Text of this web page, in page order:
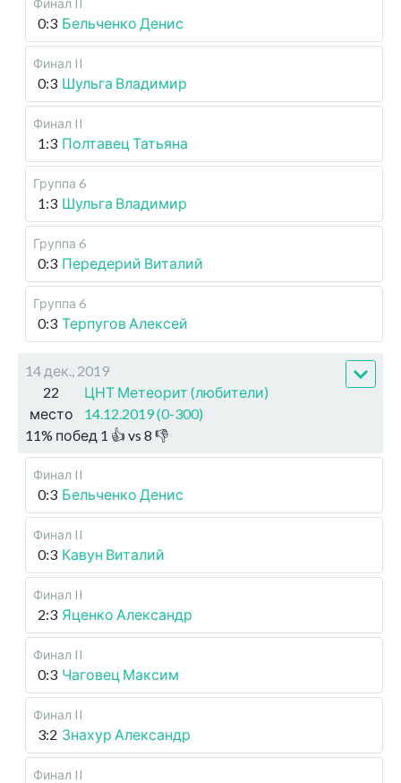
Финал II
0:3 Бельченко Денис
Финал II
0:3 Шульга Владимир
Финал II
1:3 Полтавец Татьяна
Группа 6
1:3 Шульга Владимир
Группа 6
0:3 Передерий Виталий
Группа 6
0:3 Терпугов Алексей
14 дек., 2019
22
место
ЦНТ Метеорит (любители)
14.12.2019 (0-300)
11% побед 1 👍 vs 8 👎
Финал II
0:3 Бельченко Денис
Финал II
0:3 Кавун Виталий
Финал II
2:3 Яценко Александр
Финал II
0:3 Чаговец Максим
Финал II
3:2 Знахур Александр
Финал II